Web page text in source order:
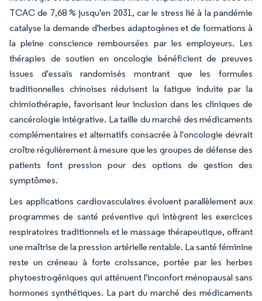
TCAC de 7,68 % jusqu'en 2031, car le stress lié à la pandémie
catalyse la demande d'herbes adaptogènes et de formations à
la pleine conscience remboursées par les employeurs. Les
thérapies de soutien en oncologie bénéficient de preuves
issues d'essais randomisés montrant que les formules
traditionnelles chinoises réduisent la fatigue induite par la
chimiothérapie, favorisant leur inclusion dans les cliniques de
cancérologie intégrative. La taille du marché des médicaments
complémentaires et alternatifs consacrée à l'oncologie devrait
croître régulièrement à mesure que les groupes de défense des
patients font pression pour des options de gestion des
symptômes.
Les applications cardiovasculaires évoluent parallèlement aux
programmes de santé préventive qui intègrent les exercices
respiratoires traditionnels et le massage thérapeutique, offrant
une maîtrise de la pression artérielle rentable. La santé féminine
reste un créneau à forte croissance, portée par les herbes
phytoestrogéniques qui atténuent l'inconfort ménopausal sans
hormones synthétiques. La part du marché des médicaments